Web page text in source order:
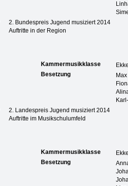
2. Bundespreis Jugend musiziert 2014
Auftritte in der Region
Kammermusikklasse
Besetzung
2. Landespreis Jugend musiziert 2014
Auftritte im Musikschulumfeld
Kammermusikklasse
Besetzung